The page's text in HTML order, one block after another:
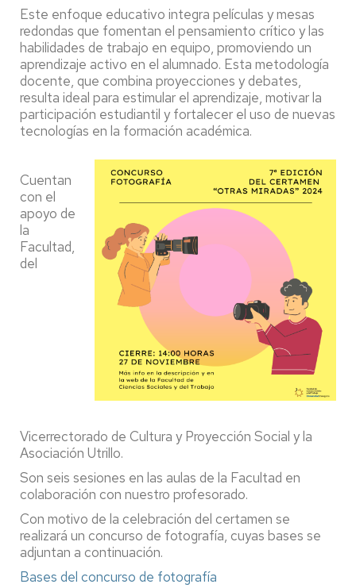
Este enfoque educativo integra películas y mesas
redondas que fomentan el pensamiento crítico y las
habilidades de trabajo en equipo, promoviendo un
aprendizaje activo en el alumnado. Esta metodología
docente, que combina proyecciones y debates,
resulta ideal para estimular el aprendizaje, motivar la
participación estudiantil y fortalecer el uso de nuevas
tecnologías en la formación académica.
Cuentan
con el
apoyo de
la
Facultad,
del
Vicerrectorado de Cultura y Proyección Social y la
Asociación Utrillo.
Son seis sesiones en las aulas de la Facultad en
colaboración con nuestro profesorado.
Con motivo de la celebración del certamen se
realizará un concurso de fotografía, cuyas bases se
adjuntan a continuación.
Bases del concurso de fotografía